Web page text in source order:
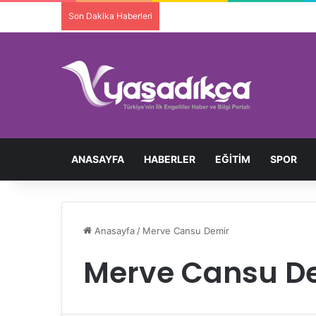
Son Dakika Haberleri
ANASAYFA HABERLER EĞITIM SPOR
Anasayfa / Merve Cansu Demir
Merve Cansu